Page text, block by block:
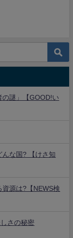
の謎」【GOOD!い
んな国? 【けさ知
資源は?【NEWS検
さの秘密